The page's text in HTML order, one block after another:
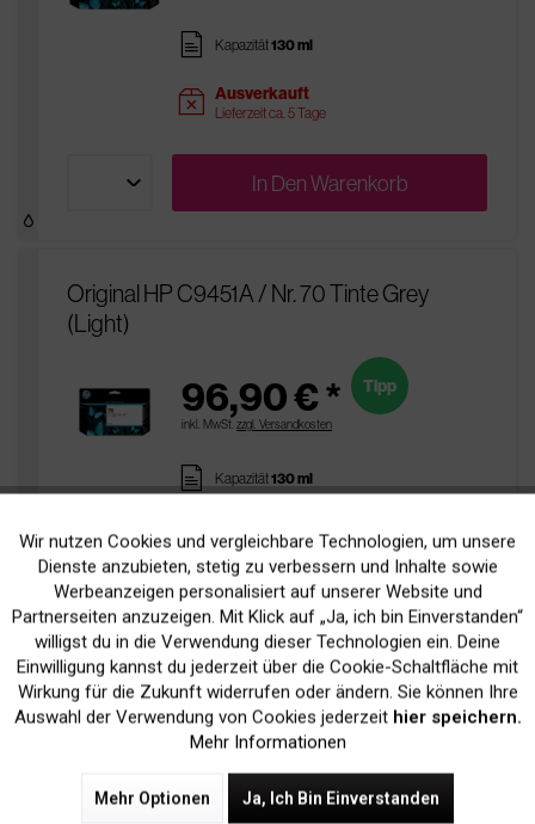
pages Kapazität130 ml
sold Ausverkauft
Lieferzeit ca. 5 Tage
In DenWarenkorb
Original HP C9451A / Nr. 70 Tinte Grey
(Light)
96,90 € *
inkl. MwSt. zzgl. Versandkosten
Tipp
pages Kapazität130 ml
sold Lieferzeit ca. 5 Tage
In DenWarenkorb
Original HP C9459A / Nr. 70
Glanzverstärker
Tipp
Funktionale Aktiv
Marketing Inaktiv
Tracking Inaktiv
Wir nutzen Cookies und vergleichbare Technologien, um unsere
Dienste anzubieten, stetig zu verbessern und Inhalte sowie
Werbeanzeigen personalisiert auf unserer Website und
Partnerseiten anzuzeigen. Mit Klick auf „Ja, ich bin Einverstanden“
willigst du in die Verwendung dieser Technologien ein. Deine
Einwilligung kannst du jederzeit über die Cookie-Schaltfläche mit
Wirkung für die Zukunft widerrufen oder ändern. Sie können Ihre
Auswahl der Verwendung von Cookies jederzeit hier speichern.
Mehr Informationen
Mehr Optionen Ja, Ich Bin Einverstanden